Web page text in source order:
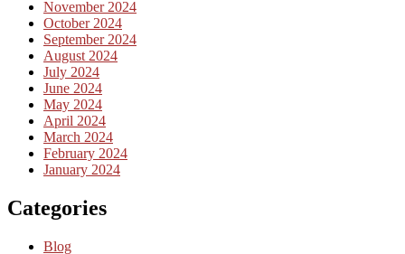
November 2024
October 2024
September 2024
August 2024
July 2024
June 2024
May 2024
April 2024
March 2024
February 2024
January 2024
Categories
Blog